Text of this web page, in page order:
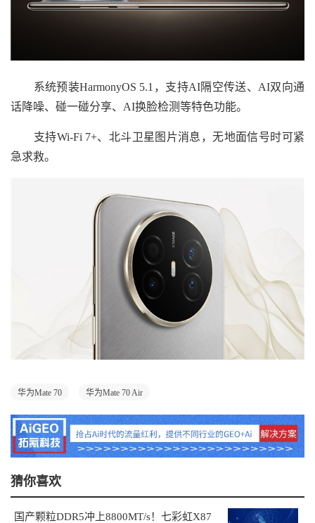
系统预装HarmonyOS 5.1，支持AI隔空传送、AI双向通
话降噪、碰一碰分享、AI换脸检测等特色功能。
支持Wi-Fi 7+、北斗卫星图片消息，无地面信号时可紧
急求救。
华为Mate 70 华为Mate 70 Air
猜你喜欢
国产颗粒DDR5冲上8800MT/s！七彩虹X87